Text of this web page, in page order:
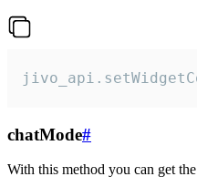
chatMode#
With this method you can get